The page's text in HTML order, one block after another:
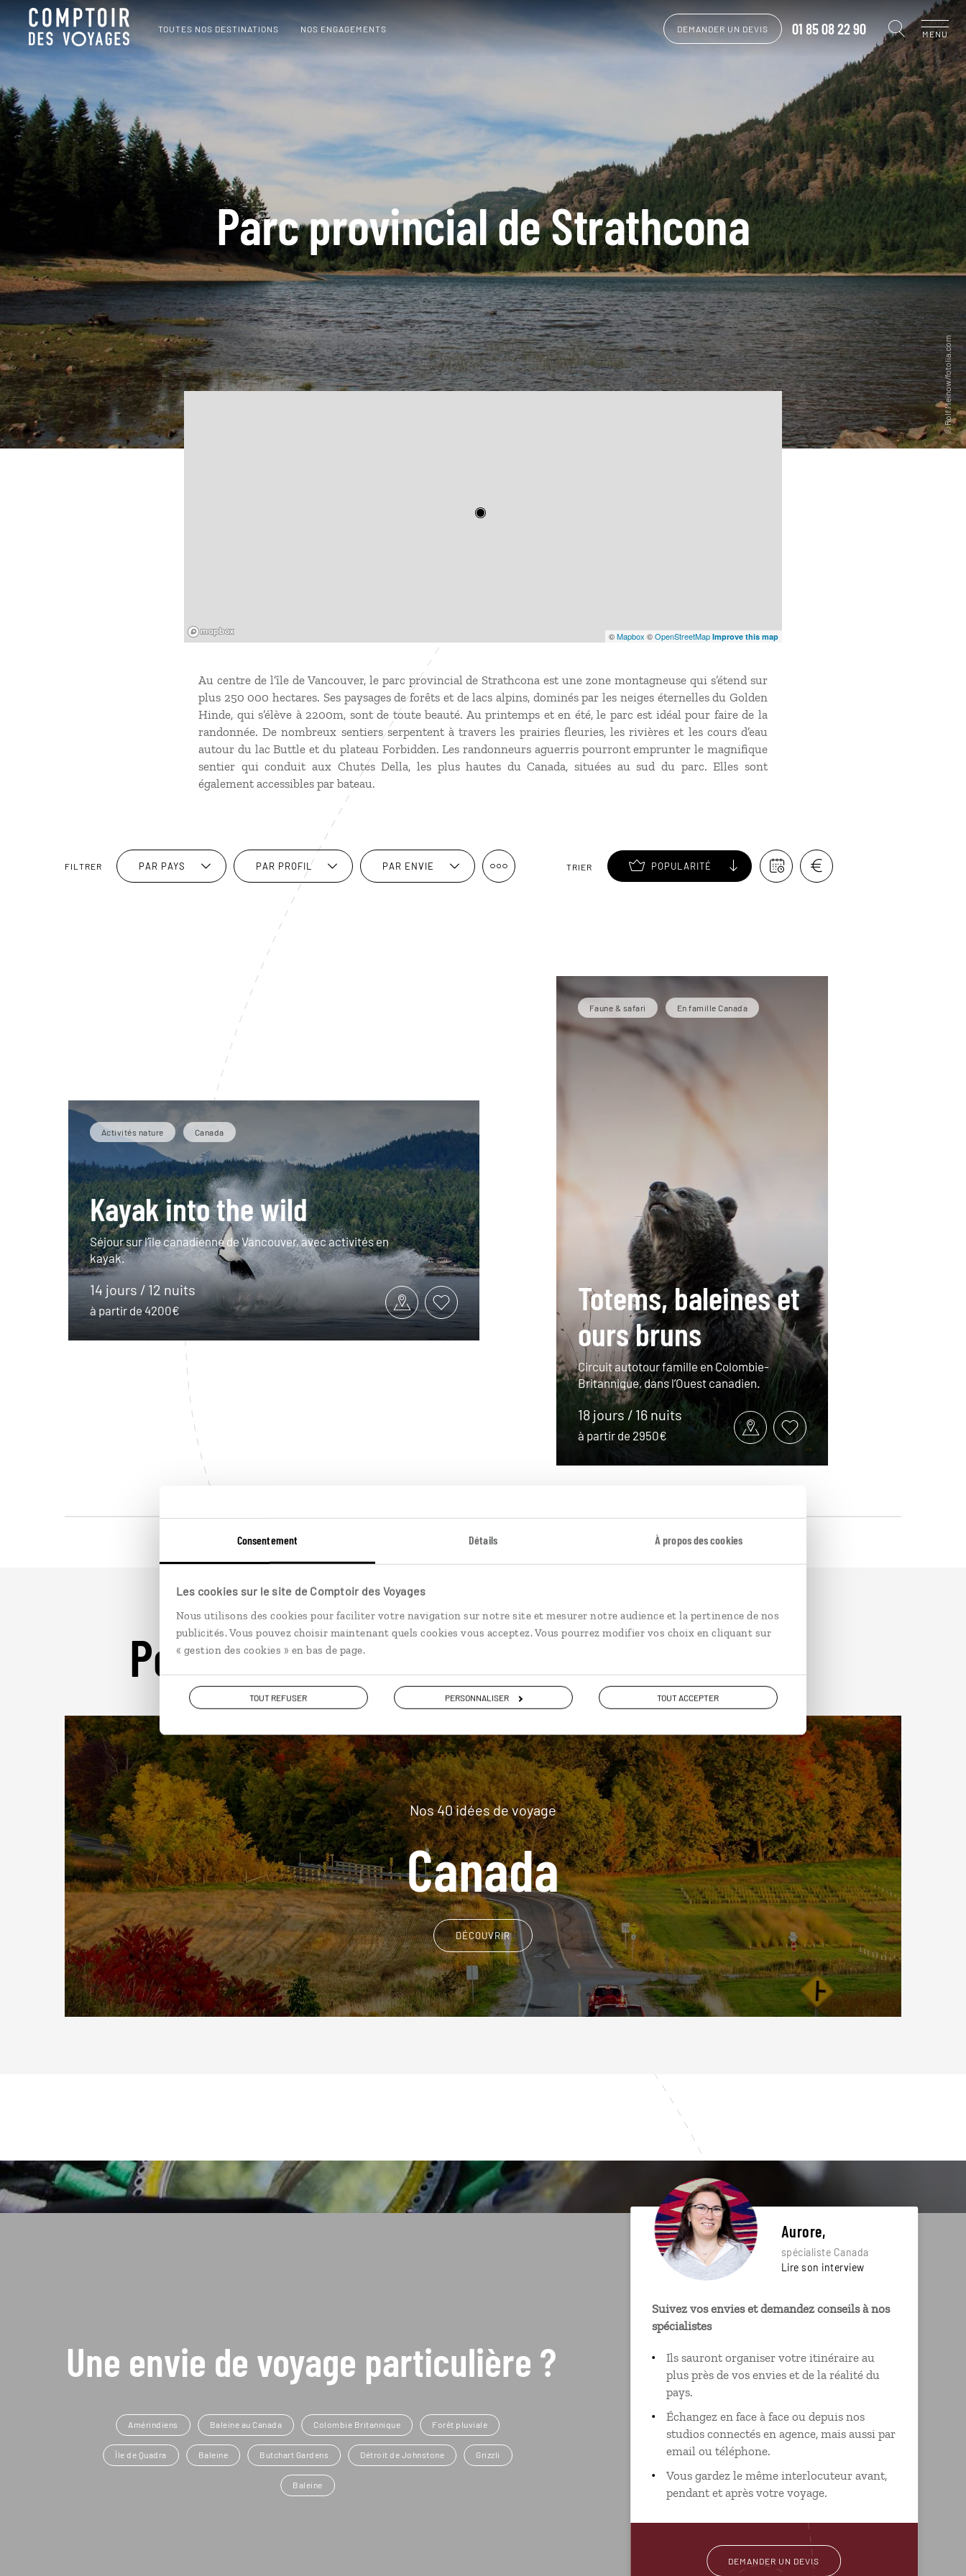
Consentement Détails À propos des cookies
Les cookies sur le site de Comptoir des Voyages
Nous utilisons des cookies pour faciliter votre navigation sur notre site et mesurer notre audience et la pertinence de nos
publicités. Vous pouvez choisir maintenant quels cookies vous acceptez. Vous pourrez modifier vos choix en cliquant sur
« gestion des cookies » en bas de page.
TOUT REFUSER PERSONNALISER TOUT ACCEPTER
TOUTES NOS DESTINATIONS NOS ENGAGEMENTS DEMANDER UN DEVIS 01 85 08 22 90 MENU
Parc provincial de Strathcona
©Mapbox ©OpenStreetMap Improve this map
Au centre de l’île de Vancouver, le parc provincial de Strathcona est une zone montagneuse qui s’étend sur
plus 250 000 hectares. Ses paysages de forêts et de lacs alpins, dominés par les neiges éternelles du Golden
Hinde, qui s’élève à 2200m, sont de toute beauté. Au printemps et en été, le parc est idéal pour faire de la
randonnée. De nombreux sentiers serpentent à travers les prairies fleuries, les rivières et les cours d’eau
autour du lac Buttle et du plateau Forbidden. Les randonneurs aguerris pourront emprunter le magnifique
sentier qui conduit aux Chutes Della, les plus hautes du Canada, situées au sud du parc. Elles sont
également accessibles par bateau.
FILTRER PAR PAYS PAR PROFIL PAR ENVIE TRIER POPULARITÉ
Activités nature Canada
Kayak into the wild
Séjour sur l’île canadienne de Vancouver, avec activités en
kayak.
14 jours / 12 nuits
à partir de 4200€
Faune & safari En famille Canada
Totems, baleines et
ours bruns
Circuit autotour famille en Colombie-
Britannique, dans l’Ouest canadien.
18 jours / 16 nuits
à partir de 2950€
Pour aller plus loin
Nos 40 idées de voyage
Canada
DÉCOUVRIR
Une envie de voyage particulière ?
Amérindiens Baleine au Canada Colombie Britannique Forêt pluviale
Île de Quadra Baleine Butchart Gardens Détroit de Johnstone Grizzli
Baleine
Aurore,
spécialiste Canada
Lire son interview
Suivez vos envies et demandez conseils à nos
spécialistes
Ils sauront organiser votre itinéraire au
plus près de vos envies et de la réalité du
pays.
Échangez en face à face ou depuis nos
studios connectés en agence, mais aussi par
email ou téléphone.
Vous gardez le même interlocuteur avant,
pendant et après votre voyage.
DEMANDER UN DEVIS